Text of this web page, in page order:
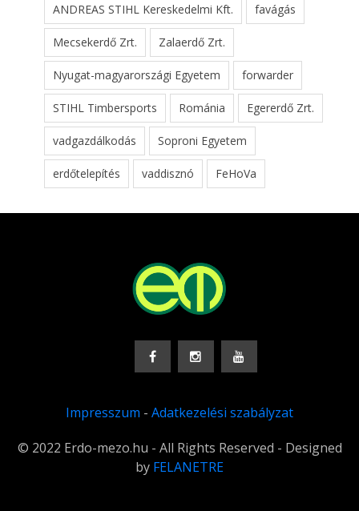
ANDREAS STIHL Kereskedelmi Kft. favágás
Mecsekerdő Zrt. Zalaerdő Zrt.
Nyugat-magyarországi Egyetem forwarder
STIHL Timbersports Románia Egererdő Zrt.
vadgazdálkodás Soproni Egyetem
erdőtelepítés vaddisznó FeHoVa
Impresszum - Adatkezelési szabályzat
© 2022 Erdo-mezo.hu - All Rights Reserved - Designed
by FELANETRE